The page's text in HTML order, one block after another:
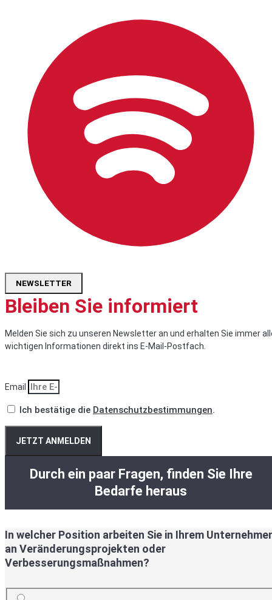
NEWSLETTER
Bleiben Sie informiert
Melden Sie sich zu unseren Newsletter an und erhalten Sie immer
wichtigen Informationen direkt ins E-Mail-Postfach.
Email
Ich bestätige die Datenschutzbestimmungen.
JETZT ANMELDEN
Durch ein paar Fragen, finden Sie Ihre
Bedarfe heraus
In welcher Position arbeiten Sie in Ihrem
an Veränderungsprojekten oder
Verbesserungsmaßnahmen?